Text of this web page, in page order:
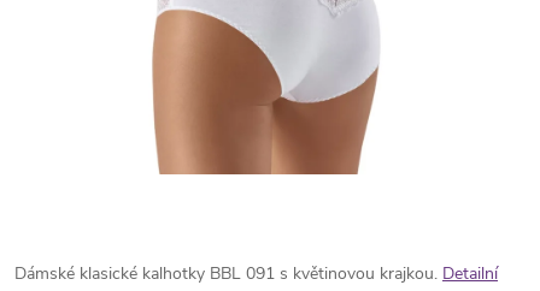
Dámské klasické kalhotky BBL 091 s květinovou krajkou. Detailní